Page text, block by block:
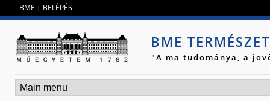
BME | BELÉPÉS
BME
"A ma tudománya, a